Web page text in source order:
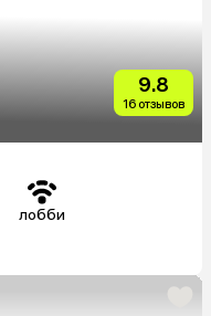
9.8
16 отзывов
лобби